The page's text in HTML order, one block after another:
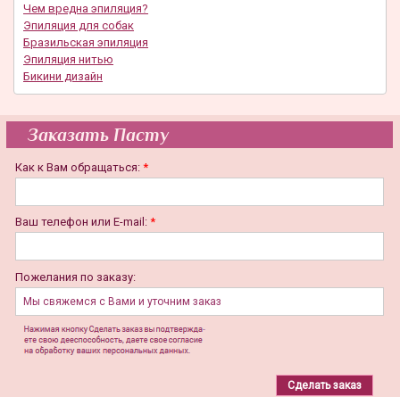
Чем вредна эпиляция?
Эпиляция для собак
Бразильская эпиляция
Эпиляция нитью
Бикини дизайн
Заказать Пасту
Как к Вам обращаться: *
Ваш телефон или E-mail: *
Пожелания по заказу: